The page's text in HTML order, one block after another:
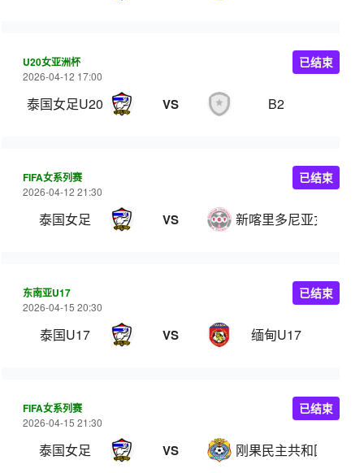
U20女亚洲杯
2026-04-12 17:00
泰国女足U20 VS B2
已结束
FIFA女系列赛
2026-04-12 21:30
泰国女足 VS 新喀里多尼亚女足
已结束
东南亚U17
2026-04-15 20:30
泰国U17 VS 缅甸U17
已结束
FIFA女系列赛
2026-04-15 21:30
泰国女足 VS 刚果民主共和国女足
已结束